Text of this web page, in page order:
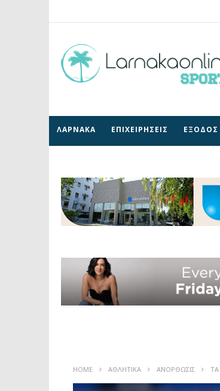
ΛΑΡΝΑΚΑ ΕΠΙΧΕΙΡΗΣΕΙΣ ΕΞΟΔΟΣ
HOME ΑΘΛΗΤΙΚΑ ΑΝΟΡΘΩΣΙΣ